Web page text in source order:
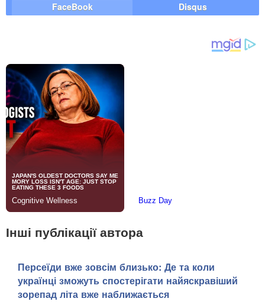
FaceBook Disqus
Інші публікації автора
Персеїди вже зовсім близько: Де та коли
українці зможуть спостерігати найяскравіший
зорепад літа вже наближається